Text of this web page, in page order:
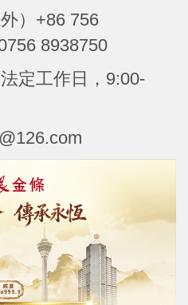
）+86 756
8938750
定工作日，9:00-